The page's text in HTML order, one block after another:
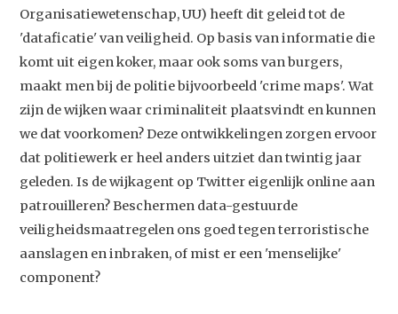
Organisatiewetenschap, UU) heeft dit geleid tot de
'dataficatie' van veiligheid. Op basis van informatie die
komt uit eigen koker, maar ook soms van burgers,
maakt men bij de politie bijvoorbeeld 'crime maps'. Wat
zijn de wijken waar criminaliteit plaatsvindt en kunnen
we dat voorkomen? Deze ontwikkelingen zorgen ervoor
dat politiewerk er heel anders uitziet dan twintig jaar
geleden. Is de wijkagent op Twitter eigenlijk online aan
patrouilleren? Beschermen data-gestuurde
veiligheidsmaatregelen ons goed tegen terroristische
aanslagen en inbraken, of mist er een 'menselijke'
component?